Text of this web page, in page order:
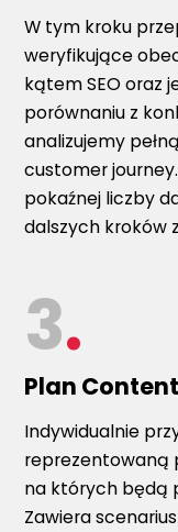
W tym kroku
weryfikujące
kątem SEO oraz
porównaniu z
analizujemy
customer
pokaźnej liczby
dalszych kroków
3.
Plan
Indywidualnie
reprezentowaną
na których będą
Zawiera